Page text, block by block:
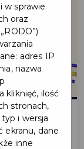
w sprawie
oraz
adres IP
nazwa
kliknięć, ilość
stronach,
i wersja
ekranu, dane
inne